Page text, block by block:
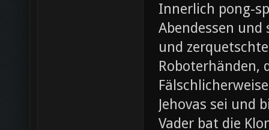
Innerlich pong-
Abendessen
und
Roboterhänden,
Jehovas sei und
Vader bat die